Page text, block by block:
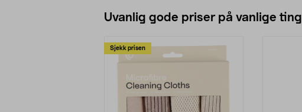
Uvanlig gode priser på vanlige ting
Sjekk prisen